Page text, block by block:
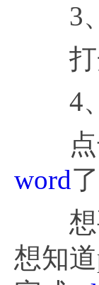
3、
打开
4、
点击
word了
想要
想知